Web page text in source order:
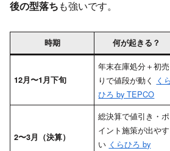
後の型落ちも強いです。
時期 何が起きる？
12月〜1月下旬
年末在庫処分＋初売
りで値段が動く くら
ひろ by TEPCO
2〜3月（決算）
総決算で値引き・ポ
イント施策が出やす
い くらひろ by